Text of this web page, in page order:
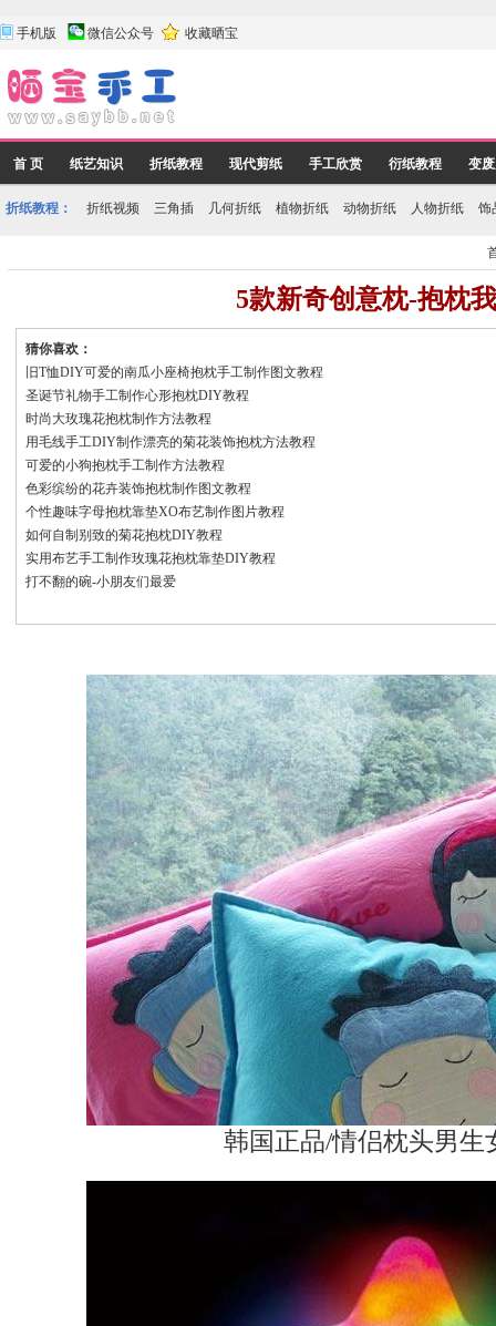
手机版 微信公众号 收藏晒宝
首 页 纸艺知识 折纸教程 现代剪纸 手工欣赏 衍纸教程 变
折纸教程： 折纸视频 三角插 几何折纸 植物折纸 动物折纸 人物折纸 饰
5款新奇创意枕-抱枕
猜你喜欢：
旧T恤DIY可爱的南瓜小座椅抱枕手工制作图文教程
圣诞节礼物手工制作心形抱枕DIY教程
时尚大玫瑰花抱枕制作方法教程
用毛线手工DIY制作漂亮的菊花装饰抱枕方法教程
可爱的小狗抱枕手工制作方法教程
色彩缤纷的花卉装饰抱枕制作图文教程
个性趣味字母抱枕靠垫XO布艺制作图片教程
如何自制别致的菊花抱枕DIY教程
实用布艺手工制作玫瑰花抱枕靠垫DIY教程
打不翻的碗-小朋友们最爱
韩国正品/情侣枕头男生